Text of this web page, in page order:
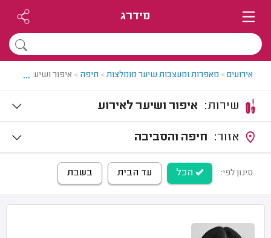
מידרג
אירועים> מאפרות ומעצבות שיער מומלצות> חיפה > איפור ושיער בחיפה
...
איפור ושיער לאירוע
חיפה והסביבה
סינון לפי: הכל עד הבית בשבת